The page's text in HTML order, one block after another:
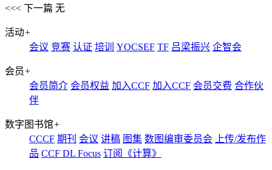
<<< 下一篇 无
活动+
会议 竞赛 认证 培训 YOCSEF TF 吕梁振兴 企智会
会员+
会员简介 会员权益 加入CCF 加入CCF 会员交费 合作伙
伴
数字图书馆+
CCCF 期刊 会议 讲稿 图集 数图编审委员会
上传/发布作
品 CCF DL Focus 订阅《计算》